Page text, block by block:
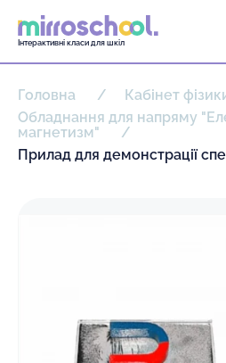
Інтерактивні класи для шкіл
Головна
Кабінет
Обладнання для напряму
магнетизм"
Прилад для демонстрації